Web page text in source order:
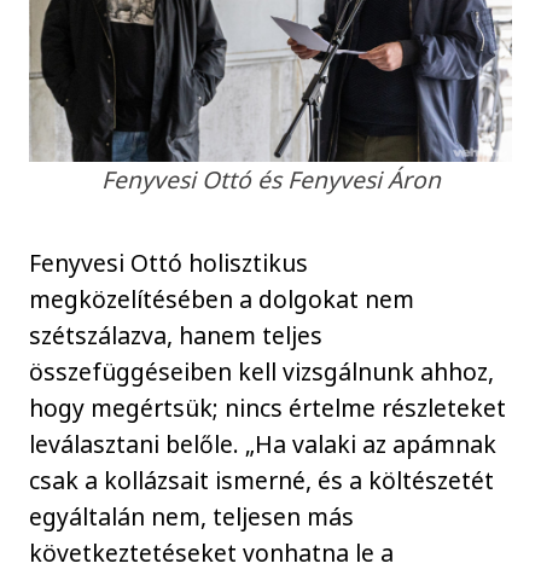
Fenyvesi Ottó és Fenyvesi Áron
Fenyvesi Ottó holisztikus
megközelítésében a dolgokat nem
szétszálazva, hanem teljes
összefüggéseiben kell vizsgálnunk ahhoz,
hogy megértsük; nincs értelme részleteket
leválasztani belőle. „Ha valaki az apámnak
csak a kollázsait ismerné, és a költészetét
egyáltalán nem, teljesen más
következtetéseket vonhatna le a